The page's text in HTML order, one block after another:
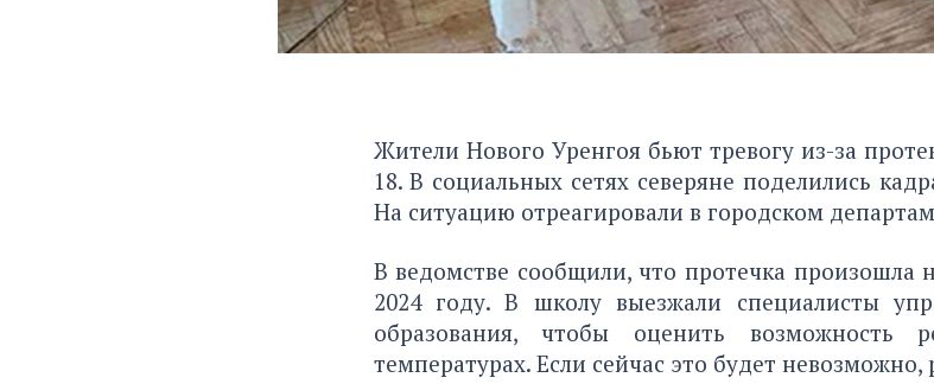
Жители Нового Уренгоя бьют тревогу из-за
18. В социальных сетях северяне поделились
На ситуацию отреагировали в городском
В ведомстве сообщили, что протечка произошла
2024 году. В школу выезжали специалисты
образования, чтобы оценить возможность
температурах. Если сейчас это будет